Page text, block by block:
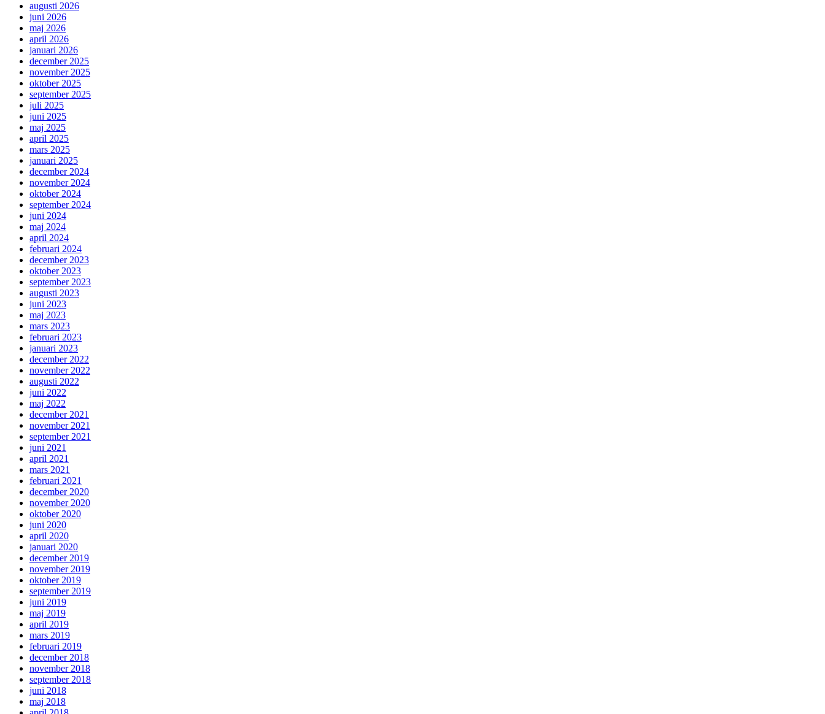
augusti 2026
juni 2026
maj 2026
april 2026
januari 2026
december 2025
november 2025
oktober 2025
september 2025
juli 2025
juni 2025
maj 2025
april 2025
mars 2025
januari 2025
december 2024
november 2024
oktober 2024
september 2024
juni 2024
maj 2024
april 2024
februari 2024
december 2023
oktober 2023
september 2023
augusti 2023
juni 2023
maj 2023
mars 2023
februari 2023
januari 2023
december 2022
november 2022
augusti 2022
juni 2022
maj 2022
december 2021
november 2021
september 2021
juni 2021
april 2021
mars 2021
februari 2021
december 2020
november 2020
oktober 2020
juni 2020
april 2020
januari 2020
december 2019
november 2019
oktober 2019
september 2019
juni 2019
maj 2019
april 2019
mars 2019
februari 2019
december 2018
november 2018
september 2018
juni 2018
maj 2018